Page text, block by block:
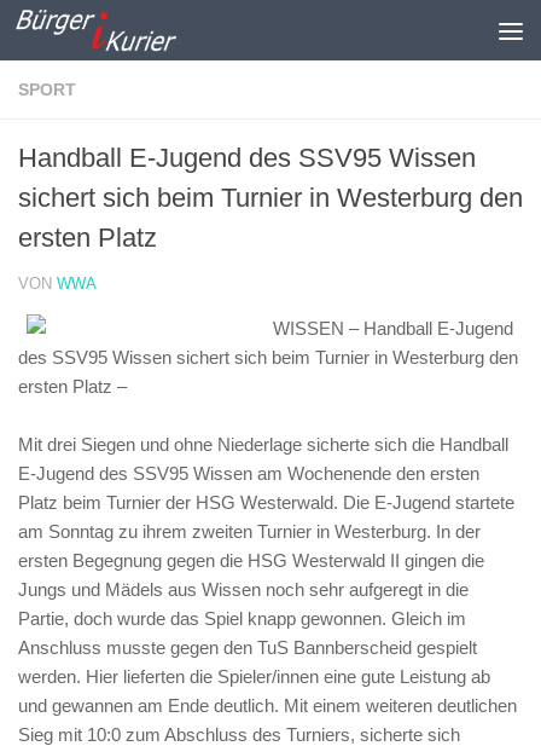
Zum Inhalt springen
SPORT
Handball E-Jugend des SSV95 Wissen
sichert sich beim Turnier in Westerburg den
ersten Platz
VON WWA
WISSEN – Handball E-Jugend
des SSV95 Wissen sichert sich beim Turnier in Westerburg den
ersten Platz –
Mit drei Siegen und ohne Niederlage sicherte sich die Handball
E-Jugend des SSV95 Wissen am Wochenende den ersten
Platz beim Turnier der HSG Westerwald. Die E-Jugend startete
am Sonntag zu ihrem zweiten Turnier in Westerburg. In der
ersten Begegnung gegen die HSG Westerwald II gingen die
Jungs und Mädels aus Wissen noch sehr aufgeregt in die
Partie, doch wurde das Spiel knapp gewonnen. Gleich im
Anschluss musste gegen den TuS Bannberscheid gespielt
werden. Hier lieferten die Spieler/innen eine gute Leistung ab
und gewannen am Ende deutlich. Mit einem weiteren deutlichen
Sieg mit 10:0 zum Abschluss des Turniers, sicherte sich